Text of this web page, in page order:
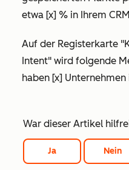
etwa [x] % in Ihrem
Auf der Registerkarte
Intent" wird folgende
haben [x]
War dieser Artikel
Ja Nein